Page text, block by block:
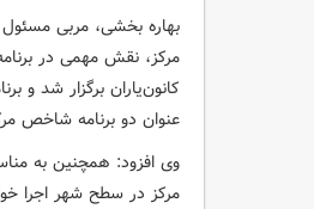
بهاره بخشی، مربی مسئول
مرکز، نقش مهمی در
کانون‌یاران برگزار شد و
عنوان دو برنامه شاخص
وی افزود: همچنین به
مرکز در سطح شهر اجرا